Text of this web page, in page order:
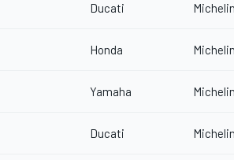
Ducati Michelin
Honda Michelin
Yamaha Michelin
Ducati Michelin